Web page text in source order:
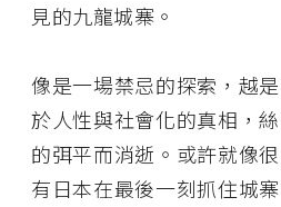
見的九龍城寨。
像是一場禁忌的探索，越
於人性與社會化的真相，
的弭平而消逝。或許就像
有日本在最後一刻抓住城